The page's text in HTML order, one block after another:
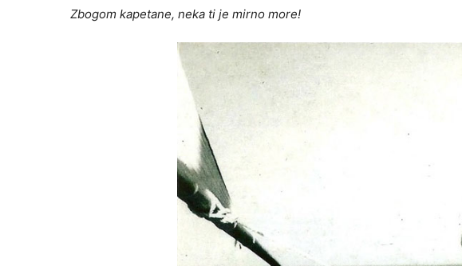
Zbogom kapetane, neka ti je mirno more!